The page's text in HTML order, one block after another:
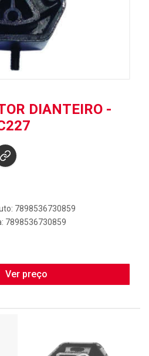
DIANTEIRO -
7898536730859
7898536730859
Ver preço